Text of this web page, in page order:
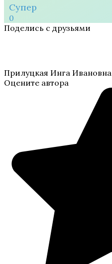
Супер
0
Поделись с друзьями
Прилуцкая Инга Ивановна
Оцените автора